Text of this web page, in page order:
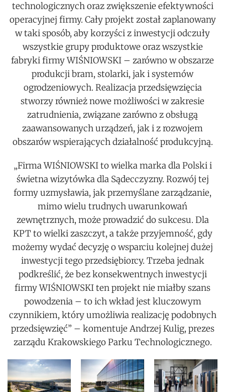
technologicznych oraz zwiększenie efektywności
operacyjnej firmy. Cały projekt został zaplanowany
w taki sposób, aby korzyści z inwestycji odczuły
wszystkie grupy produktowe oraz wszystkie
fabryki firmy WIŚNIOWSKI – zarówno w obszarze
produkcji bram, stolarki, jak i systemów
ogrodzeniowych. Realizacja przedsięwzięcia
stworzy również nowe możliwości w zakresie
zatrudnienia, związane zarówno z obsługą
zaawansowanych urządzeń, jak i z rozwojem
obszarów wspierających działalność produkcyjną.
„Firma WIŚNIOWSKI to wielka marka dla Polski i
świetna wizytówka dla Sądecczyzny. Rozwój tej
formy uzmysławia, jak przemyślane zarządzanie,
mimo wielu trudnych uwarunkowań
zewnętrznych, może prowadzić do sukcesu. Dla
KPT to wielki zaszczyt, a także przyjemność, gdy
możemy wydać decyzję o wsparciu kolejnej dużej
inwestycji tego przedsiębiorcy. Trzeba jednak
podkreślić, że bez konsekwentnych inwestycji
firmy WIŚNIOWSKI ten projekt nie miałby szans
powodzenia – to ich wkład jest kluczowym
czynnikiem, który umożliwia realizację podobnych
przedsięwzięć” – komentuje Andrzej Kulig, prezes
zarządu Krakowskiego Parku Technologicznego.